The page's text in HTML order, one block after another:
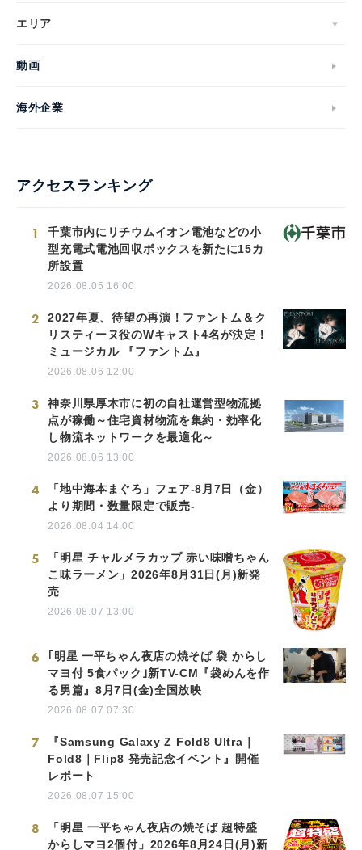
エリア
動画
海外企業
アクセスランキング
1
千葉市内にリチウムイオン電池などの小
型充電式電池回収ボックスを新たに15カ
所設置
2026.08.05 16:00
2
2027年夏、待望の再演！ファントム＆ク
リスティーヌ役のWキャスト4名が決定！
ミュージカル 『ファントム』
2026.08.06 12:00
3
神奈川県厚木市に初の自社運営型物流拠
点が稼働～住宅資材物流を集約・効率化
し物流ネットワークを最適化～
2026.08.06 13:00
4
「地中海本まぐろ」フェア-8月7日（金）
より期間・数量限定で販売-
2026.08.04 14:00
5
「明星 チャルメラカップ 赤い味噌ちゃん
こ味ラーメン」2026年8月31日(月)新発
売
2026.08.07 13:00
6
｢明星 一平ちゃん夜店の焼そば 袋 からし
マヨ付 5食パック｣新TV-CM『袋めんを作
る男篇』8月7日(金)全国放映
2026.08.07 07:30
7
『Samsung Galaxy Z Fold8 Ultra｜
Fold8｜Flip8 発売記念イベント』開催
レポート
2026.08.07 15:00
8
「明星 一平ちゃん夜店の焼そば 超特盛
からしマヨ2個付」2026年8月24日(月)新